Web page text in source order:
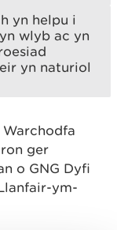
yn helpu i
wlyb ac yn
yn naturiol
ger
o GNG Dyfi
ym-